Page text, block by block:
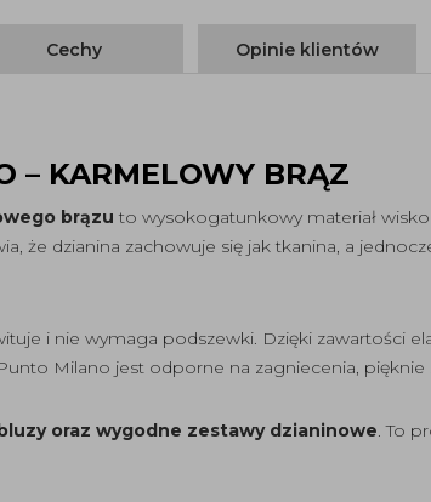
Cechy Opinie klientów
– KARMELOWY BRĄZ
brązu to wysokogatunkowy materiał
że dzianina zachowuje się jak tkanina, a
i nie wymaga podszewki. Dzięki zawartości
Milano jest odporne na zagniecenia, pięknie
oraz wygodne zestawy dzianinowe. To